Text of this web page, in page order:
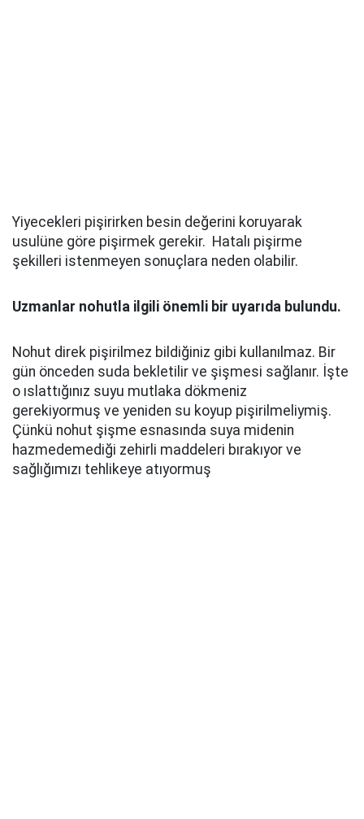
Yiyecekleri pişirirken besin değerini koruyarak
usulüne göre pişirmek gerekir. Hatalı pişirme
şekilleri istenmeyen sonuçlara neden olabilir.
Uzmanlar nohutla ilgili önemli bir uyarıda bulundu.
Nohut direk pişirilmez bildiğiniz gibi kullanılmaz. Bir
gün önceden suda bekletilir ve şişmesi sağlanır. İşte
o ıslattığınız suyu mutlaka dökmeniz
gerekiyormuş ve yeniden su koyup pişirilmeliymiş.
Çünkü nohut şişme esnasında suya midenin
hazmedemediği zehirli maddeleri bırakıyor ve
sağlığımızı tehlikeye atıyormuş